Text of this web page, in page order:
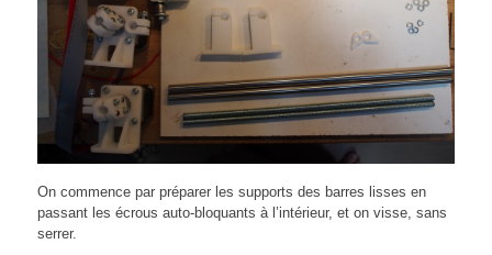
On commence par préparer les supports des barres lisses en
passant les écrous auto-bloquants à l’intérieur, et on visse, sans
serrer.